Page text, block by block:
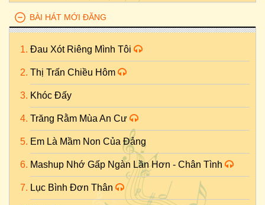
BÀI HÁT MỚI ĐĂNG
Đau Xót Riêng Mình Tôi
Thị Trấn Chiều Hôm
Khóc Đấy
Trăng Rằm Mùa An Cư
Em Là Mầm Non Của Đảng
Mashup Nhớ Gấp Ngàn Lần Hơn - Chân Tình
Lục Bình Đơn Thân